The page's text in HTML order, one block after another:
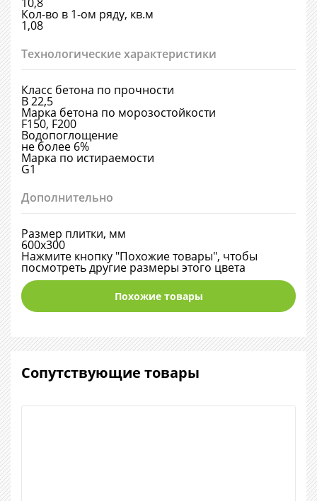
Кол-во в 1-ом ряду, кв.м
1,08
Технологические характеристики
Класс бетона по прочности
В 22,5
Марка бетона по морозостойкости
F150, F200
Водопоглощение
не более 6%
Марка по истираемости
G1
Дополнительно
Размер плитки, мм
600х300
Нажмите кнопку "Похожие товары", чтобы
посмотреть другие размеры этого цвета
Похожие товары
Сопутствующие товары